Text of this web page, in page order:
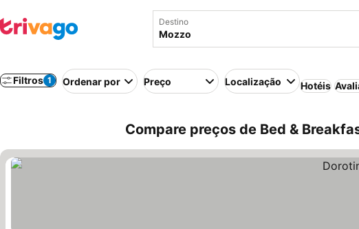
Destino
Filtros 1 Ordenar por Preço Localização Hotéis
Compare preços de Bed &